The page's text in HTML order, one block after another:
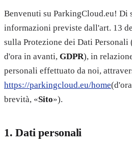
Benvenuti su ParkingCloud.eu! Di
informazioni previste dall'art. 13
sulla Protezione dei Dati
d'ora in avanti, GDPR), in
personali effettuato da noi,
https://parkingcloud.eu/home
brevità, «Sito»).
1. Dati personali